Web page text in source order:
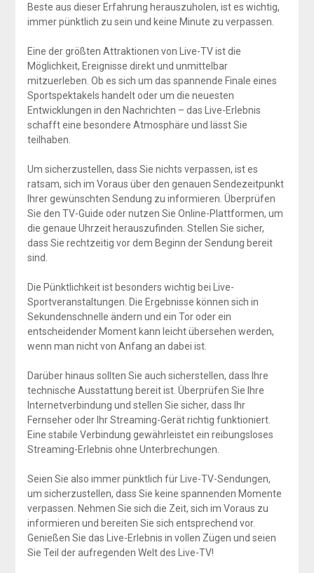
Beste aus dieser Erfahrung herauszuholen, ist es wichtig,
immer pünktlich zu sein und keine Minute zu verpassen.
Eine der größten Attraktionen von Live-TV ist die
Möglichkeit, Ereignisse direkt und unmittelbar
mitzuerleben. Ob es sich um das spannende Finale eines
Sportspektakels handelt oder um die neuesten
Entwicklungen in den Nachrichten – das Live-Erlebnis
schafft eine besondere Atmosphäre und lässt Sie
teilhaben.
Um sicherzustellen, dass Sie nichts verpassen, ist es
ratsam, sich im Voraus über den genauen Sendezeitpunkt
Ihrer gewünschten Sendung zu informieren. Überprüfen
Sie den TV-Guide oder nutzen Sie Online-Plattformen, um
die genaue Uhrzeit herauszufinden. Stellen Sie sicher,
dass Sie rechtzeitig vor dem Beginn der Sendung bereit
sind.
Die Pünktlichkeit ist besonders wichtig bei Live-
Sportveranstaltungen. Die Ergebnisse können sich in
Sekundenschnelle ändern und ein Tor oder ein
entscheidender Moment kann leicht übersehen werden,
wenn man nicht von Anfang an dabei ist.
Darüber hinaus sollten Sie auch sicherstellen, dass Ihre
technische Ausstattung bereit ist. Überprüfen Sie Ihre
Internetverbindung und stellen Sie sicher, dass Ihr
Fernseher oder Ihr Streaming-Gerät richtig funktioniert.
Eine stabile Verbindung gewährleistet ein reibungsloses
Streaming-Erlebnis ohne Unterbrechungen.
Seien Sie also immer pünktlich für Live-TV-Sendungen,
um sicherzustellen, dass Sie keine spannenden Momente
verpassen. Nehmen Sie sich die Zeit, sich im Voraus zu
informieren und bereiten Sie sich entsprechend vor.
Genießen Sie das Live-Erlebnis in vollen Zügen und seien
Sie Teil der aufregenden Welt des Live-TV!